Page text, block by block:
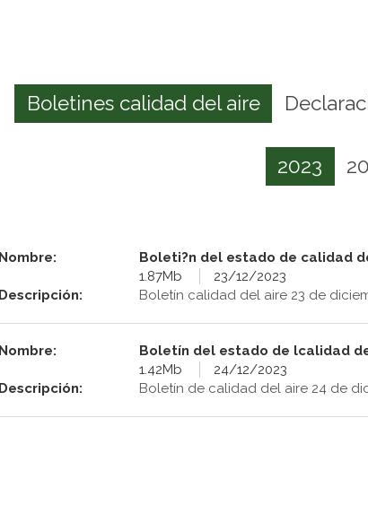
Boletines calidad del aire
2023
Nombre:
Boleti?n del estado de calidad
1.87Mb
23/12/2023
Descripción:
Boletín calidad del aire 23 de
Nombre:
Boletín del estado de lcalidad
1.42Mb
24/12/2023
Descripción:
Boletín de calidad del aire 24 de